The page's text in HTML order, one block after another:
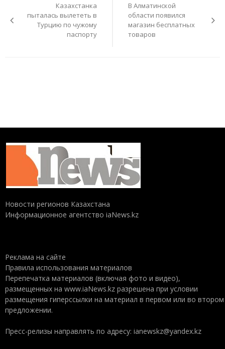
Казахстанка
пыталась вылететь в
Турцию по чужому
паспорту
В Алматинской
области появился
магазин бесплатных
товаров
Новости регионов Казахстана
Информационное агентство iaNews.kz
Реклама на сайте
Правила использования материалов
Перепечатка материалов (включая фото и видео),
размещенных на www.iaNews.kz разрешена при условии
размещения гиперссылки на материал в первом или во втором
предложении.
Пресс-релизы направлять по адресу: ianewskz@yandex.kz